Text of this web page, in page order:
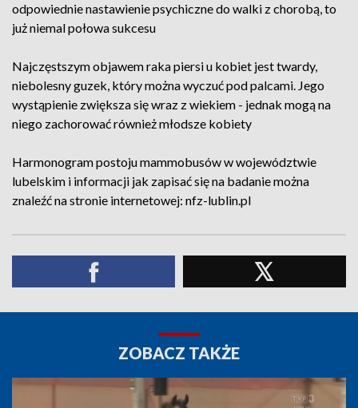
odpowiednie nastawienie psychiczne do walki z chorobą, to
już niemal połowa sukcesu
Najczęstszym objawem raka piersi u kobiet jest twardy,
niebolesny guzek, który można wyczuć pod palcami. Jego
wystąpienie zwiększa się wraz z wiekiem - jednak mogą na
niego zachorować również młodsze kobiety
Harmonogram postoju mammobusów w województwie
lubelskim i informacji jak zapisać się na badanie można
znaleźć na stronie internetowej: nfz-lublin.pl
ZOBACZ TAKŻE